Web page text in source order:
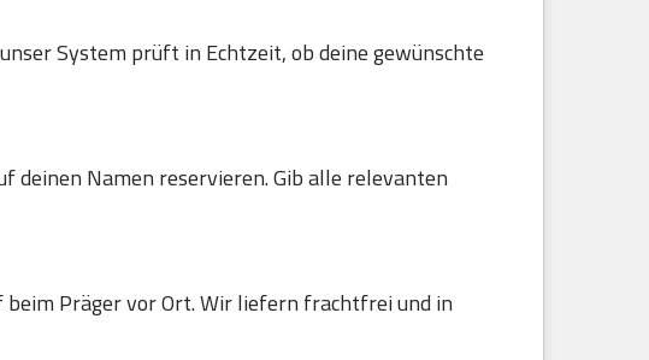
System prüft in Echtzeit, ob deine gewünschte
deinen Namen reservieren. Gib alle relevanten
beim Präger vor Ort. Wir liefern frachtfrei und in